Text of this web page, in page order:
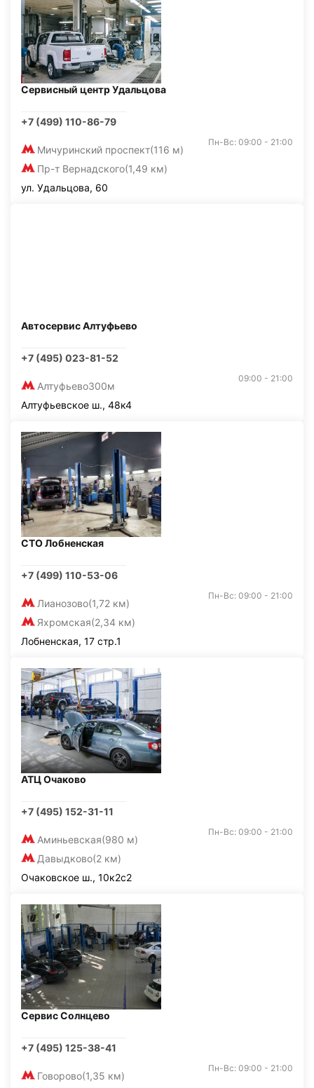
Сервисный центр Удальцова
+7 (499) 110-86-79
Мичуринский проспект(116 м)
Пр-т Вернадского(1,49 км)
Пн-Вс: 09:00 - 21:00
ул. Удальцова, 60
Автосервис Алтуфьево
+7 (495) 023-81-52
Алтуфьево300м
09:00 - 21:00
Алтуфьевское ш., 48к4
СТО Лобненская
+7 (499) 110-53-06
Лианозово(1,72 км)
Яхромская(2,34 км)
Пн-Вс: 09:00 - 21:00
Лобненская, 17 стр.1
АТЦ Очаково
+7 (495) 152-31-11
Аминьевская(980 м)
Давыдково(2 км)
Пн-Вс: 09:00 - 21:00
Очаковское ш., 10к2с2
Сервис Солнцево
+7 (495) 125-38-41
Говорово(1,35 км)
Пн-Вс: 09:00 - 21:00